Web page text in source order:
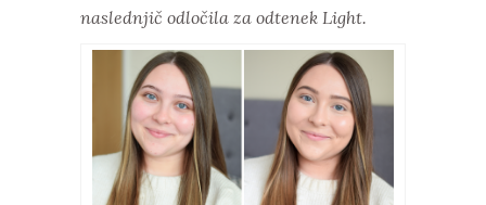
naslednjič odločila za odtenek Light.